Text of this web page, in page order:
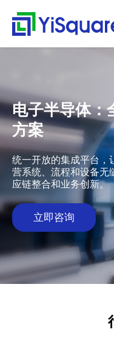
力业务快速增长
业务与方案落地
超百家行业领头羊的选
择，为一流客户提供一
流产品与服务
将先进技术、优秀产品
和行业知识完美融合
是行业的洞察
解
决
方
案
产
品
心
解
决
方
案
零
售
行
业
车
与
零
电子半导体：
方案
统一开放的集成平台，
营系统、流程和设备无
应链整合和业务创新。
立即咨询